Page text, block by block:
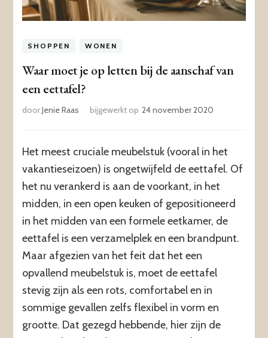
SHOPPEN WONEN
Waar moet je op letten bij de aanschaf van
een eettafel?
doorJenie Raas bijgewerkt op 24 november 2020
Het meest cruciale meubelstuk (vooral in het
vakantieseizoen) is ongetwijfeld de eettafel. Of
het nu verankerd is aan de voorkant, in het
midden, in een open keuken of gepositioneerd
in het midden van een formele eetkamer, de
eettafel is een verzamelplek en een brandpunt.
Maar afgezien van het feit dat het een
opvallend meubelstuk is, moet de eettafel
stevig zijn als een rots, comfortabel en in
sommige gevallen zelfs flexibel in vorm en
grootte. Dat gezegd hebbende, hier zijn de